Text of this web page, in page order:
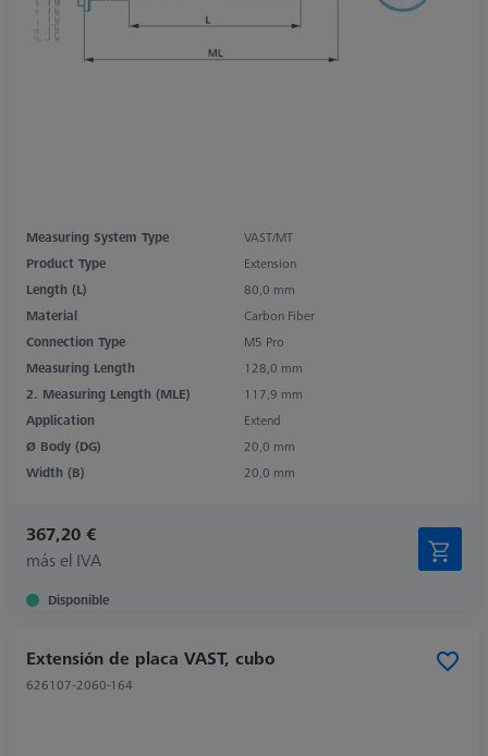
Measuring System Type
VAST/MT
Product Type
Extension
Length (L)
80,0 mm
Material
Carbon Fiber
Connection Type
M5 Pro
Measuring Length
128,0 mm
2. Measuring Length (MLE)
117,9 mm
Application
Extend
Ø Body (DG)
20,0 mm
Width (B)
20,0 mm
367,20 €
más el IVA
Disponible
Extensión de placa VAST, cubo
626107-2060-164